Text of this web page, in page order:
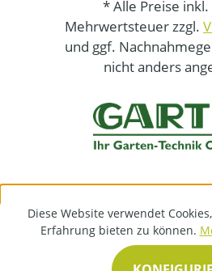
* Alle Preise inkl.
Mehrwertsteuer zzgl.
und ggf.
nicht anders
Diese Website verwendet
Erfahrung bieten zu können.